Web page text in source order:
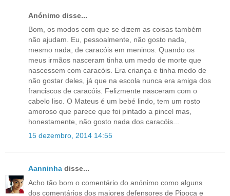
Anónimo disse...
Bom, os modos com que se dizem as coisas também
não ajudam. Eu, pessoalmente, não gosto nada,
mesmo nada, de caracóis em meninos. Quando os
meus irmãos nasceram tinha um medo de morte que
nascessem com caracóis. Era criança e tinha medo de
não gostar deles, já que na escola nunca era amiga dos
franciscos de caracóis. Felizmente nasceram com o
cabelo liso. O Mateus é um bebé lindo, tem um rosto
amoroso que parece que foi pintado a pincel mas,
honestamente, não gosto nada dos caracóis...
15 dezembro, 2014 14:55
Aanninha disse...
Acho tão bom o comentário do anónimo como alguns
dos comentários dos maiores defensores de Pipoca e